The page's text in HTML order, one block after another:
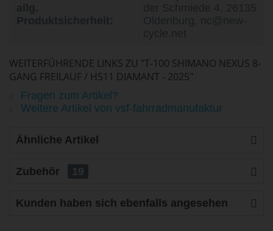
WEITERFÜHRENDE LINKS ZU "T-100 SHIMANO NEXUS 8-
GANG FREILAUF / HS11 DIAMANT - 2025"
Fragen zum Artikel?
Weitere Artikel von vsf-fahrradmanufaktur
Ähnliche Artikel
Zubehör 19
Kunden haben sich ebenfalls angesehen